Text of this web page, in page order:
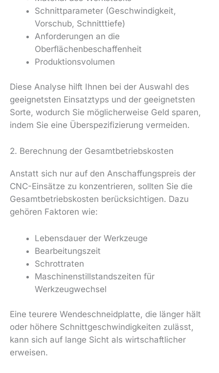
Schnittparameter (Geschwindigkeit,
Vorschub, Schnitttiefe)
Anforderungen an die
Oberflächenbeschaffenheit
Produktionsvolumen
Diese Analyse hilft Ihnen bei der Auswahl des
geeignetsten Einsatztyps und der geeignetsten
Sorte, wodurch Sie möglicherweise Geld sparen,
indem Sie eine Überspezifizierung vermeiden.
2. Berechnung der Gesamtbetriebskosten
Anstatt sich nur auf den Anschaffungspreis der
CNC-Einsätze zu konzentrieren, sollten Sie die
Gesamtbetriebskosten berücksichtigen. Dazu
gehören Faktoren wie:
Lebensdauer der Werkzeuge
Bearbeitungszeit
Schrottraten
Maschinenstillstandszeiten für
Werkzeugwechsel
Eine teurere Wendeschneidplatte, die länger hält
oder höhere Schnittgeschwindigkeiten zulässt,
kann sich auf lange Sicht als wirtschaftlicher
erweisen.